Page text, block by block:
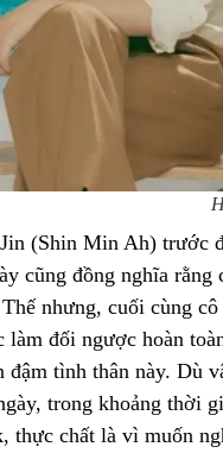
(Shin Min Ah) trước
cũng đồng nghĩa
nhưng, cuối cùng
làm đối ngược hoàn
đậm tình thân này. Dù
trong khoảng thời
thực chất là vì muốn